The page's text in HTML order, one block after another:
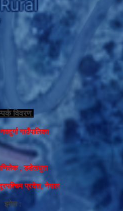
विवरण
नवदुर्गा गाउँपालिका
, डडेलधुरा
प्रदेश, नेपाल
इमेल :